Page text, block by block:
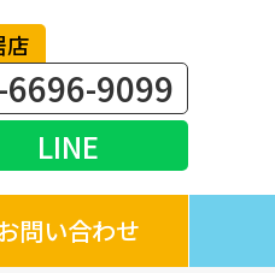
店
9099
LINE
問い合わせ